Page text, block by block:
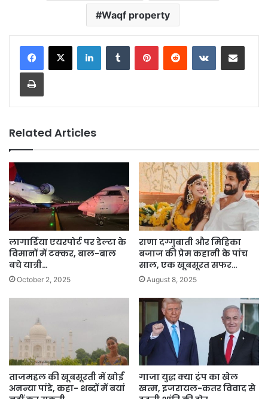
Waqf property
LinkedInTumblr PinterestReddit VKontakteShare via Email
Print
Related Articles
लागार्डिया एयरपोर्ट पर डेल्टा के
विमानों में टक्कर, बाल-बाल
बचे यात्री…
October 2, 2025
राणा दग्गुबाती और मिहिका
बजाज की प्रेम कहानी के पांच
साल, एक खूबसूरत सफर…
August 8, 2025
ताजमहल की खूबसूरती में खोईं
अनन्या पांडे, कहा- शब्दों में बयां
गाजा युद्ध क्या ट्रंप का खेल
खत्म, इजरायल-कतर विवाद से